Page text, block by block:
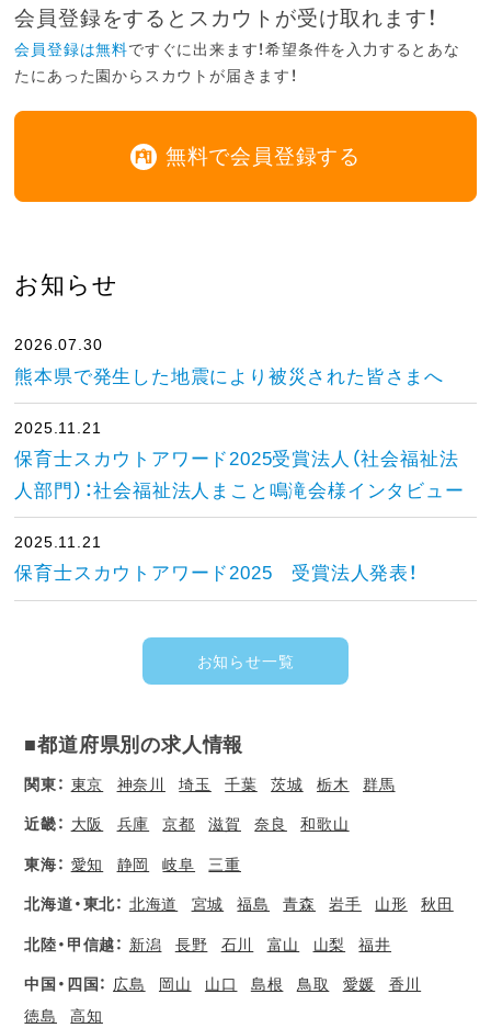
会員登録をするとスカウトが受け取れます！
会員登録は無料ですぐに出来ます！希望条件を入力するとあな
たにあった園からスカウトが届きます！
無料で会員登録する
お知らせ
2026.07.30
熊本県で発生した地震により被災された皆さまへ
2025.11.21
保育士スカウトアワード2025受賞法人（社会福祉法
人部門）：社会福祉法人まこと鳴滝会様インタビュー
2025.11.21
保育士スカウトアワード2025 受賞法人発表！
お知らせ一覧
■都道府県別の求人情報
関東： 東京 神奈川 埼玉 千葉 茨城 栃木 群馬
近畿： 大阪 兵庫 京都 滋賀 奈良 和歌山
東海： 愛知 静岡 岐阜 三重
北海道・東北： 北海道 宮城 福島 青森 岩手 山形 秋田
北陸・甲信越： 新潟 長野 石川 富山 山梨 福井
中国・四国： 広島 岡山 山口 島根 鳥取 愛媛
香川
徳島
高知